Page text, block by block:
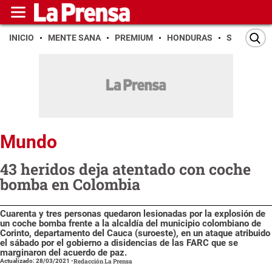
INICIO MENTE SANA PREMIUM HONDURAS SAN PEDRO
Mundo
43 heridos deja atentado con coche
bomba en Colombia
Cuarenta y tres personas quedaron lesionadas por la explosión de
un coche bomba frente a la alcaldía del municipio colombiano de
Corinto, departamento del Cauca (suroeste), en un ataque atribuido
el sábado por el gobierno a disidencias de las FARC que se
marginaron del acuerdo de paz.
Actualizado: 28/03/2021 -Redacción La Prensa